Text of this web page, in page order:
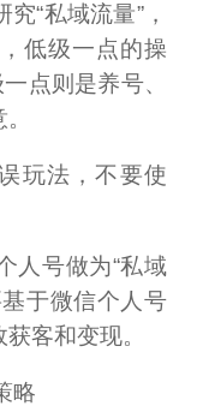
“私域流量”，
低级一点的操
点则是养号、
玩法，不要使
人号做为“私域
于微信个人号
客和变现。
略